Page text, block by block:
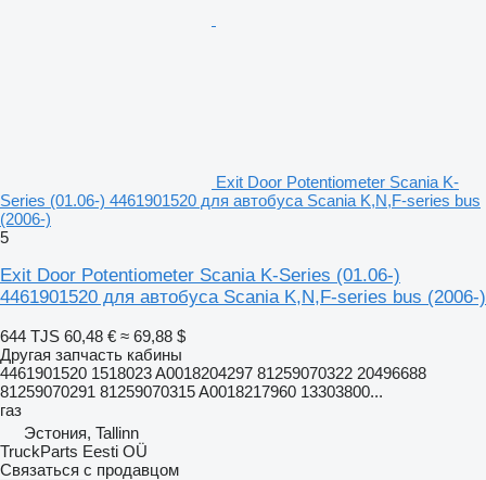
Exit Door Potentiometer Scania K-
Series (01.06-) 4461901520 для автобуса Scania K,N,F-series bus
(2006-)
5
Exit Door Potentiometer Scania K-Series (01.06-)
4461901520 для автобуса Scania K,N,F-series bus (2006-)
644 TJS 60,48 € ≈ 69,88 $
Другая запчасть кабины
4461901520 1518023 A0018204297 81259070322 20496688
81259070291 81259070315 A0018217960 13303800...
газ
Эстония, Tallinn
TruckParts Eesti OÜ
Связаться с продавцом